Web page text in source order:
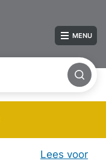
MENU
Lees voor